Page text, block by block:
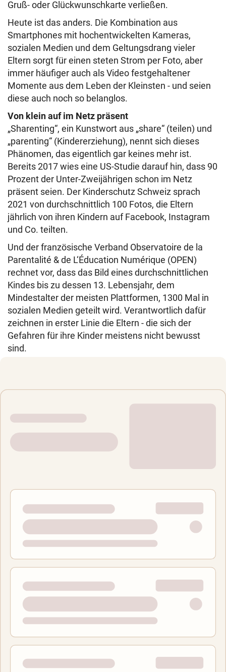
Gruß- oder Glückwunschkarte verließen.
Heute ist das anders. Die Kombination aus
Smartphones mit hochentwickelten Kameras,
sozialen Medien und dem Geltungsdrang vieler
Eltern sorgt für einen steten Strom per Foto, aber
immer häufiger auch als Video festgehaltener
Momente aus dem Leben der Kleinsten - und seien
diese auch noch so belanglos.
Von klein auf im Netz präsent
„Sharenting“, ein Kunstwort aus „share“ (teilen) und
„parenting“ (Kindererziehung), nennt sich dieses
Phänomen, das eigentlich gar keines mehr ist.
Bereits 2017 wies eine US-Studie darauf hin, dass 90
Prozent der Unter-Zweijährigen schon im Netz
präsent seien. Der Kinderschutz Schweiz sprach
2021 von durchschnittlich 100 Fotos, die Eltern
jährlich von ihren Kindern auf Facebook, Instagram
und Co. teilten.
Und der französische Verband Observatoire de la
Parentalité & de L‘Éducation Numérique (OPEN)
rechnet vor, dass das Bild eines durchschnittlichen
Kindes bis zu dessen 13. Lebensjahr, dem
Mindestalter der meisten Plattformen, 1300 Mal in
sozialen Medien geteilt wird. Verantwortlich dafür
zeichnen in erster Linie die Eltern - die sich der
Gefahren für ihre Kinder meistens nicht bewusst
sind.